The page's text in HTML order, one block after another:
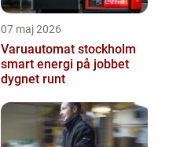
07 maj 2026
Varuautomat stockholm
smart energi på jobbet
dygnet runt